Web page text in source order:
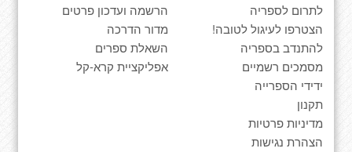
לתרום לספריה
הצטרפו לעיגול לטובה!
להתנדב בספריה
מסמכים רשמיים
ידידי הספרייה
תקנון
מדיניות פרטיות
הצהרת נגישות
הרשמה ועדכון פרטים
מדור הדרכה
השאלת ספרים
אפליקציית קרא-קל